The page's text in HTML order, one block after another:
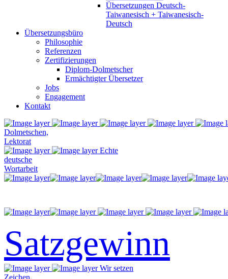
Übersetzungen Deutsch-
Taiwanesisch + Taiwanesisch-
Deutsch
Übersetzungsbüro
Philosophie
Referenzen
Zertifizierungen
Diplom-Dolmetscher
Ermächtigter Übersetzer
Jobs
Engagement
Kontakt
Dolmetschen,
Lektorat
Echte
deutsche
Wortarbeit
Satzgewinn
Wir setzen
Zeichen.